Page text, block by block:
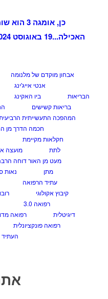
כן,
האכילה...
אבחון מוקדם של מלנומה
אנטי אייג'ינג
הבריאות
ביו האקינג
בריאות קשישים
המהפכה התעשייתית
חכמה הדרך מן
חקלאות מקיימת
לתת
מועצה
מעט מן האור דוחה
מתן
נאות
עתיד הרפואה
קיבוץ אקולוגי
רפואה 3.0
דיגיטלית
רפואה
רפואה פונקציונלית
העתיד